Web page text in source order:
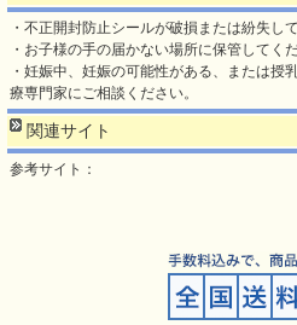
・不正開封防止シールが破損または紛失し
・お子様の手の届かない場所に保管してくだ
・妊娠中、妊娠の可能性がある、または授
療専門家にご相談ください。
関連サイト
参考サイト：